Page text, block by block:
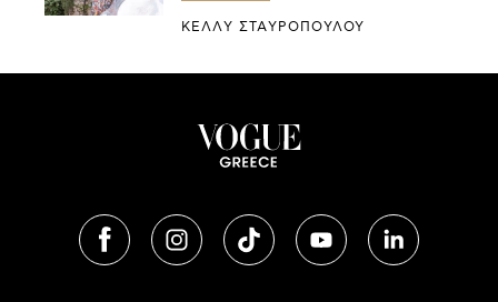
ΚΕΛΛΥ ΣΤΑΥΡΟΠΟΥΛΟΥ